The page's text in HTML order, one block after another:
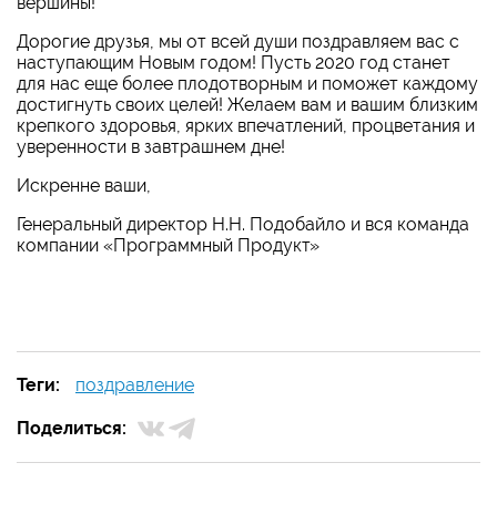
Дорогие друзья, мы от всей души поздравляем вас с
наступающим Новым годом! Пусть 2020 год станет
для нас еще более плодотворным и поможет каждому
достигнуть своих целей! Желаем вам и вашим близким
крепкого здоровья, ярких впечатлений, процветания и
уверенности в завтрашнем дне!
Искренне ваши,
Генеральный директор Н.Н. Подобайло и вся команда
компании «Программный Продукт»
Теги: поздравление
Поделиться: